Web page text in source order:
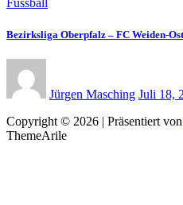
Fussball
Bezirksliga Oberpfalz – FC Weiden-
Jürgen Masching Juli 18,
Copyright © 2026 | Präsentiert von
ThemeArile